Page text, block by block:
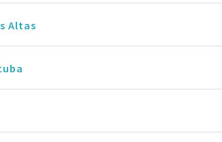
Altas